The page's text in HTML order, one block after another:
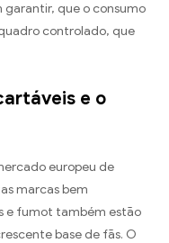
garantir, que o consumo
controlado, que
​​e o
europeu de
marcas bem
e fumot também estão
base de fãs. O